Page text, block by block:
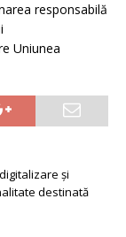
responsabilă
Uniunea
și
destinată